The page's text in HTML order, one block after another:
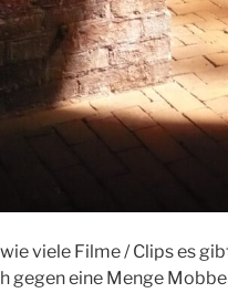
viele Filme / Clips es
gegen eine Menge